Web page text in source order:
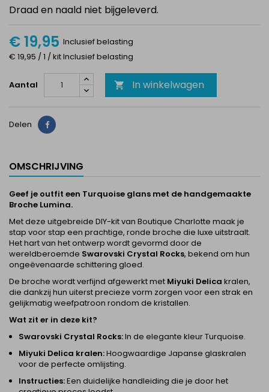
Draad en naald niet bijgeleverd.
€ 19,95 Inclusief belasting
€ 19,95 / 1 / kit Inclusief belasting
Aantal  In winkelwagen
Delen Delen
OMSCHRIJVING
Geef je outfit een Turquoise glans met de handgemaakte
Broche Lumina.
Met deze uitgebreide DIY-kit van Boutique Charlotte maak je
stap voor stap een prachtige, ronde broche die luxe uitstraalt.
Het hart van het ontwerp wordt gevormd door de
wereldberoemde Swarovski Crystal Rocks, bekend om hun
ongeëvenaarde schittering gloed.
De broche wordt verfijnd afgewerkt met Miyuki Delica kralen,
die dankzij hun uiterst precieze vorm zorgen voor een strak en
gelijkmatig weefpatroon rondom de kristallen.
Wat zit er in deze kit?
Swarovski Crystal Rocks:In de elegante kleur Turquoise.
Miyuki Delica kralen:Hoogwaardige Japanse glaskralen
voor de perfecte omlijsting.
Instructies:Een duidelijke handleiding die je door het